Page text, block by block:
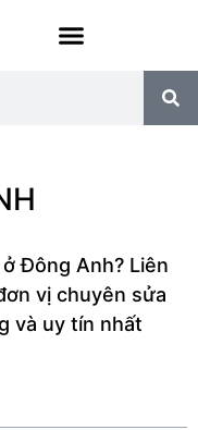
Đông Anh? Liên
vị chuyên sửa
và uy tín nhất